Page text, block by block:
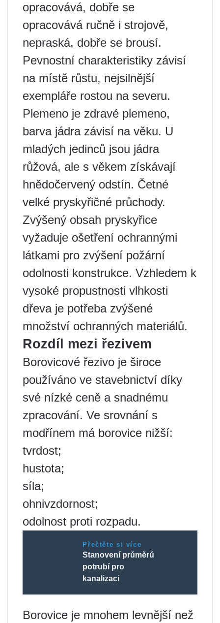
opracovává, dobře se
opracovává ručně i strojově,
nepraská, dobře se brousí.
Pevnostní charakteristiky závisí
na místě růstu, nejsilnější
exempláře rostou na severu.
Plemeno je zdravé plemeno,
barva jádra závisí na věku. U
mladých jedinců jsou jádra
růžová, ale s věkem získávají
hnědočervený odstín. Četné
velké pryskyřičné průchody.
Zvýšený obsah pryskyřice
vyžaduje ošetření ochrannými
látkami pro zvýšení požární
odolnosti konstrukce. Vzhledem k
vysoké propustnosti vlhkosti
dřeva je potřeba zvýšené
množství ochranných materiálů.
Rozdíl mezi řezivem
Borovicové řezivo je široce
používáno ve stavebnictví díky
své nízké ceně a snadnému
zpracování. Ve srovnání s
modřínem má borovice nižší:
tvrdost;
hustota;
síla;
ohnivzdornost;
odolnost proti rozpadu.
Přečtěte si více
Stanovení průměrů
potrubí pro
kanalizaci
Borovice je mnohem levnější než